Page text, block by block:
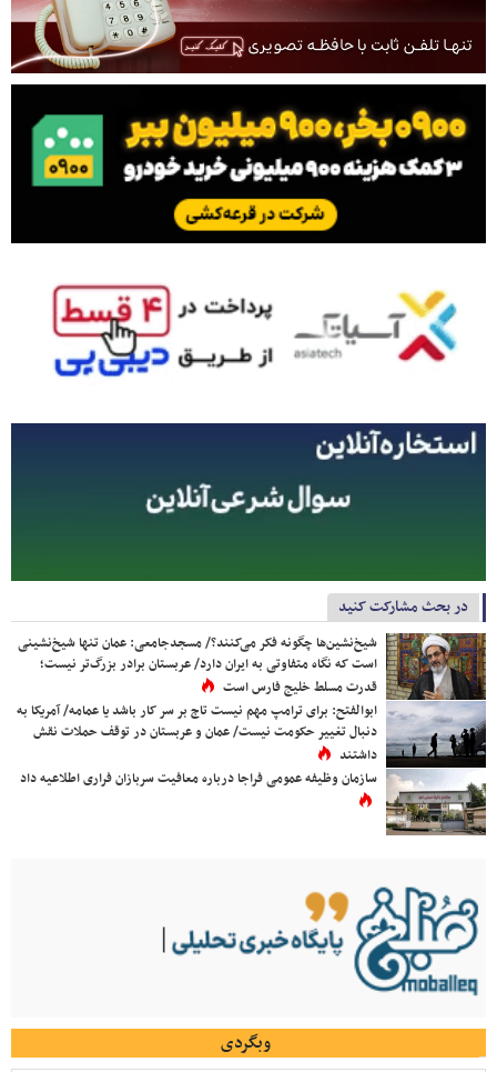
در بحث مشارکت کنید
شیخ‌نشین‌ها چگونه فکر می‌کنند؟/ مسجدجامعی: عمان تنها شیخ‌نشینی
است که نگاه متفاوتی به ایران دارد/ عربستان برادر بزرگ‌تر نیست؛
قدرت مسلط خلیج فارس است
ابوالفتح: برای ترامپ مهم نیست تاج بر سر کار باشد یا عمامه/ آمریکا به
دنبال تغییر حکومت نیست/ عمان و عربستان در توقف حملات نقش
داشتند
سازمان وظیفه عمومی فراجا درباره معافیت سربازان فراری اطلاعیه داد
وبگردی